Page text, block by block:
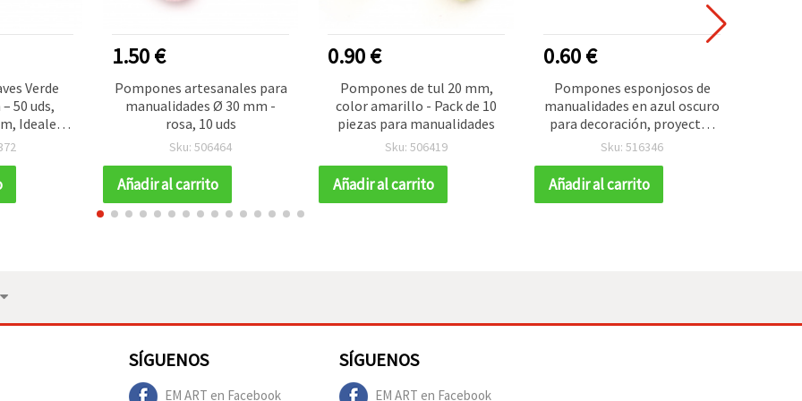
Verde
50 uds,
Ideales
1.50 €
Pompones artesanales para
manualidades Ø 30 mm -
rosa, 10 uds
Sku: 506464
Añadir al carrito
0.90 €
Pompones de tul 20 mm,
color amarillo - Pack de 10
piezas para manualidades
Sku: 506419
Añadir al carrito
0.60 €
Pompones esponjosos de
manualidades en azul oscuro
para decoración, proyectos
DIY, cuadernos, álbumes y
Sku: 516346
Añadir al carrito
SÍGUENOS
EM ART en Facebook
SÍGUENOS
EM ART en Facebook